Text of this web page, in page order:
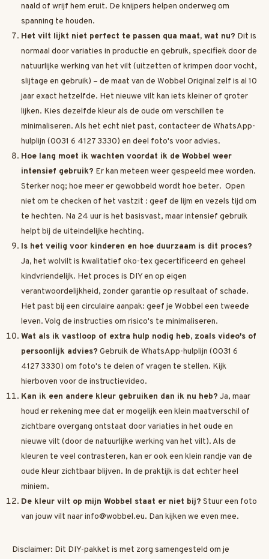
naald of wrijf hem eruit. De knijpers helpen onderweg om
spanning te houden.
Het vilt lijkt niet perfect te passen qua maat, wat nu? Dit is
normaal door variaties in productie en gebruik, specifiek door de
natuurlijke werking van het vilt (uitzetten of krimpen door vocht,
slijtage en gebruik) – de maat van de Wobbel Original zelf is al 10
jaar exact hetzelfde. Het nieuwe vilt kan iets kleiner of groter
lijken. Kies dezelfde kleur als de oude om verschillen te
minimaliseren. Als het echt niet past, contacteer de WhatsApp-
hulplijn (0031 6 4127 3330) en deel foto's voor advies.
Hoe lang moet ik wachten voordat ik de Wobbel weer
intensief gebruik? Er kan meteen weer gespeeld mee worden.
Sterker nog; hoe meer er gewobbeld wordt hoe beter. Open
niet om te checken of het vastzit : geef de lijm en vezels tijd om
te hechten. Na 24 uur is het basisvast, maar intensief gebruik
helpt bij de uiteindelijke hechting.
Is het veilig voor kinderen en hoe duurzaam is dit proces?
Ja, het wolvilt is kwalitatief oko-tex gecertificeerd en geheel
kindvriendelijk. Het proces is DIY en op eigen
verantwoordelijkheid, zonder garantie op resultaat of schade.
Het past bij een circulaire aanpak: geef je Wobbel een tweede
leven. Volg de instructies om risico's te minimaliseren.
Wat als ik vastloop of extra hulp nodig heb, zoals video's of
persoonlijk advies? Gebruik de WhatsApp-hulplijn (0031 6
4127 3330) om foto's te delen of vragen te stellen. Kijk
hierboven voor de instructievideo.
Kan ik een andere kleur gebruiken dan ik nu heb? Ja, maar
houd er rekening mee dat er mogelijk een klein maatverschil of
zichtbare overgang ontstaat door variaties in het oude en
nieuwe vilt (door de natuurlijke werking van het vilt). Als de
kleuren te veel contrasteren, kan er ook een klein randje van de
oude kleur zichtbaar blijven. In de praktijk is dat echter heel
miniem.
De kleur vilt op mijn Wobbel staat er niet bij? Stuur een foto
van jouw vilt naarinfo@wobbel.eu. Dan kijken we even mee.
Disclaimer: Dit DIY-pakket is met zorg samengesteld om je